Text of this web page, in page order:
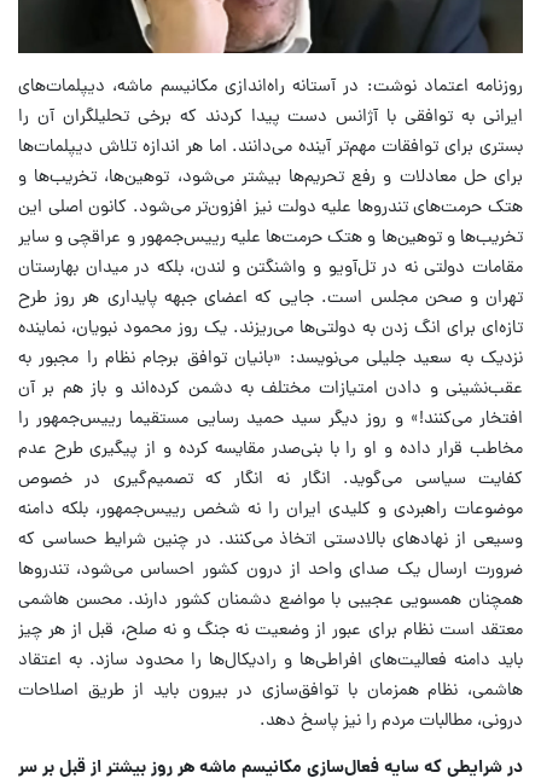
روزنامه اعتماد نوشت: در آستانه راه‌اندازی مکانیسم ماشه، دیپلمات‌های
ایرانی به توافقی با آژانس دست پیدا کردند که برخی تحلیلگران آن را
بستری برای توافقات مهم‌تر آینده می‌دانند. اما هر اندازه تلاش دیپلمات‌ها
برای حل معادلات و رفع تحریم‌ها بیشتر می‌شود، توهین‌ها، تخریب‌ها و
هتک حرمت‌های تندروها علیه دولت نیز افزون‌تر می‌شود. کانون اصلی این
تخریب‌ها و توهین‌ها و هتک حرمت‌ها علیه رییس‌جمهور و عراقچی و سایر
مقامات دولتی نه در تل‌آویو و واشنگتن و لندن، بلکه در میدان بهارستان
تهران و صحن مجلس است. جایی که اعضای جبهه پایداری هر روز طرح
تازه‌ای برای انگ زدن به دولتی‌ها می‌ریزند. یک روز محمود نبویان، نماینده
نزدیک به سعید جلیلی می‌نویسد: «بانیان توافق برجام نظام را مجبور به
عقب‌نشینی و دادن امتیازات مختلف به دشمن کرده‌اند و باز هم بر آن
افتخار می‌کنند!» و روز دیگر سید حمید رسایی مستقیما رییس‌جمهور را
مخاطب قرار داده و او را با بنی‌صدر مقایسه کرده و از پیگیری طرح عدم
کفایت سیاسی می‌گوید. انگار نه انگار که تصمیم‌گیری در خصوص
موضوعات راهبردی و کلیدی ایران را نه شخص رییس‌جمهور، بلکه دامنه
وسیعی از نهادهای بالادستی اتخاذ می‌کنند. در چنین شرایط حساسی که
ضرورت ارسال یک صدای واحد از درون کشور احساس می‌شود، تندروها
همچنان همسویی عجیبی با مواضع دشمنان کشور دارند. محسن هاشمی
معتقد است نظام برای عبور از وضعیت نه جنگ و نه صلح، قبل از هر چیز
باید دامنه فعالیت‌های افراطی‌ها و رادیکال‌ها را محدود سازد. به اعتقاد
هاشمی، نظام همزمان با توافق‌سازی در بیرون باید از طریق اصلاحات
درونی، مطالبات مردم را نیز پاسخ دهد.
در شرایطی که سایه فعال‌سازی مکانیسم ماشه هر روز بیشتر از قبل بر سر